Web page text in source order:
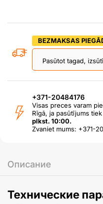
BEZMAKSAS
Pasūtot tagad,
+371-20484176
Visas preces varam
Rīgā, ja pasūtījums
plkst. 10:00.
Zvaniet mums: +371-
Описание
Технические